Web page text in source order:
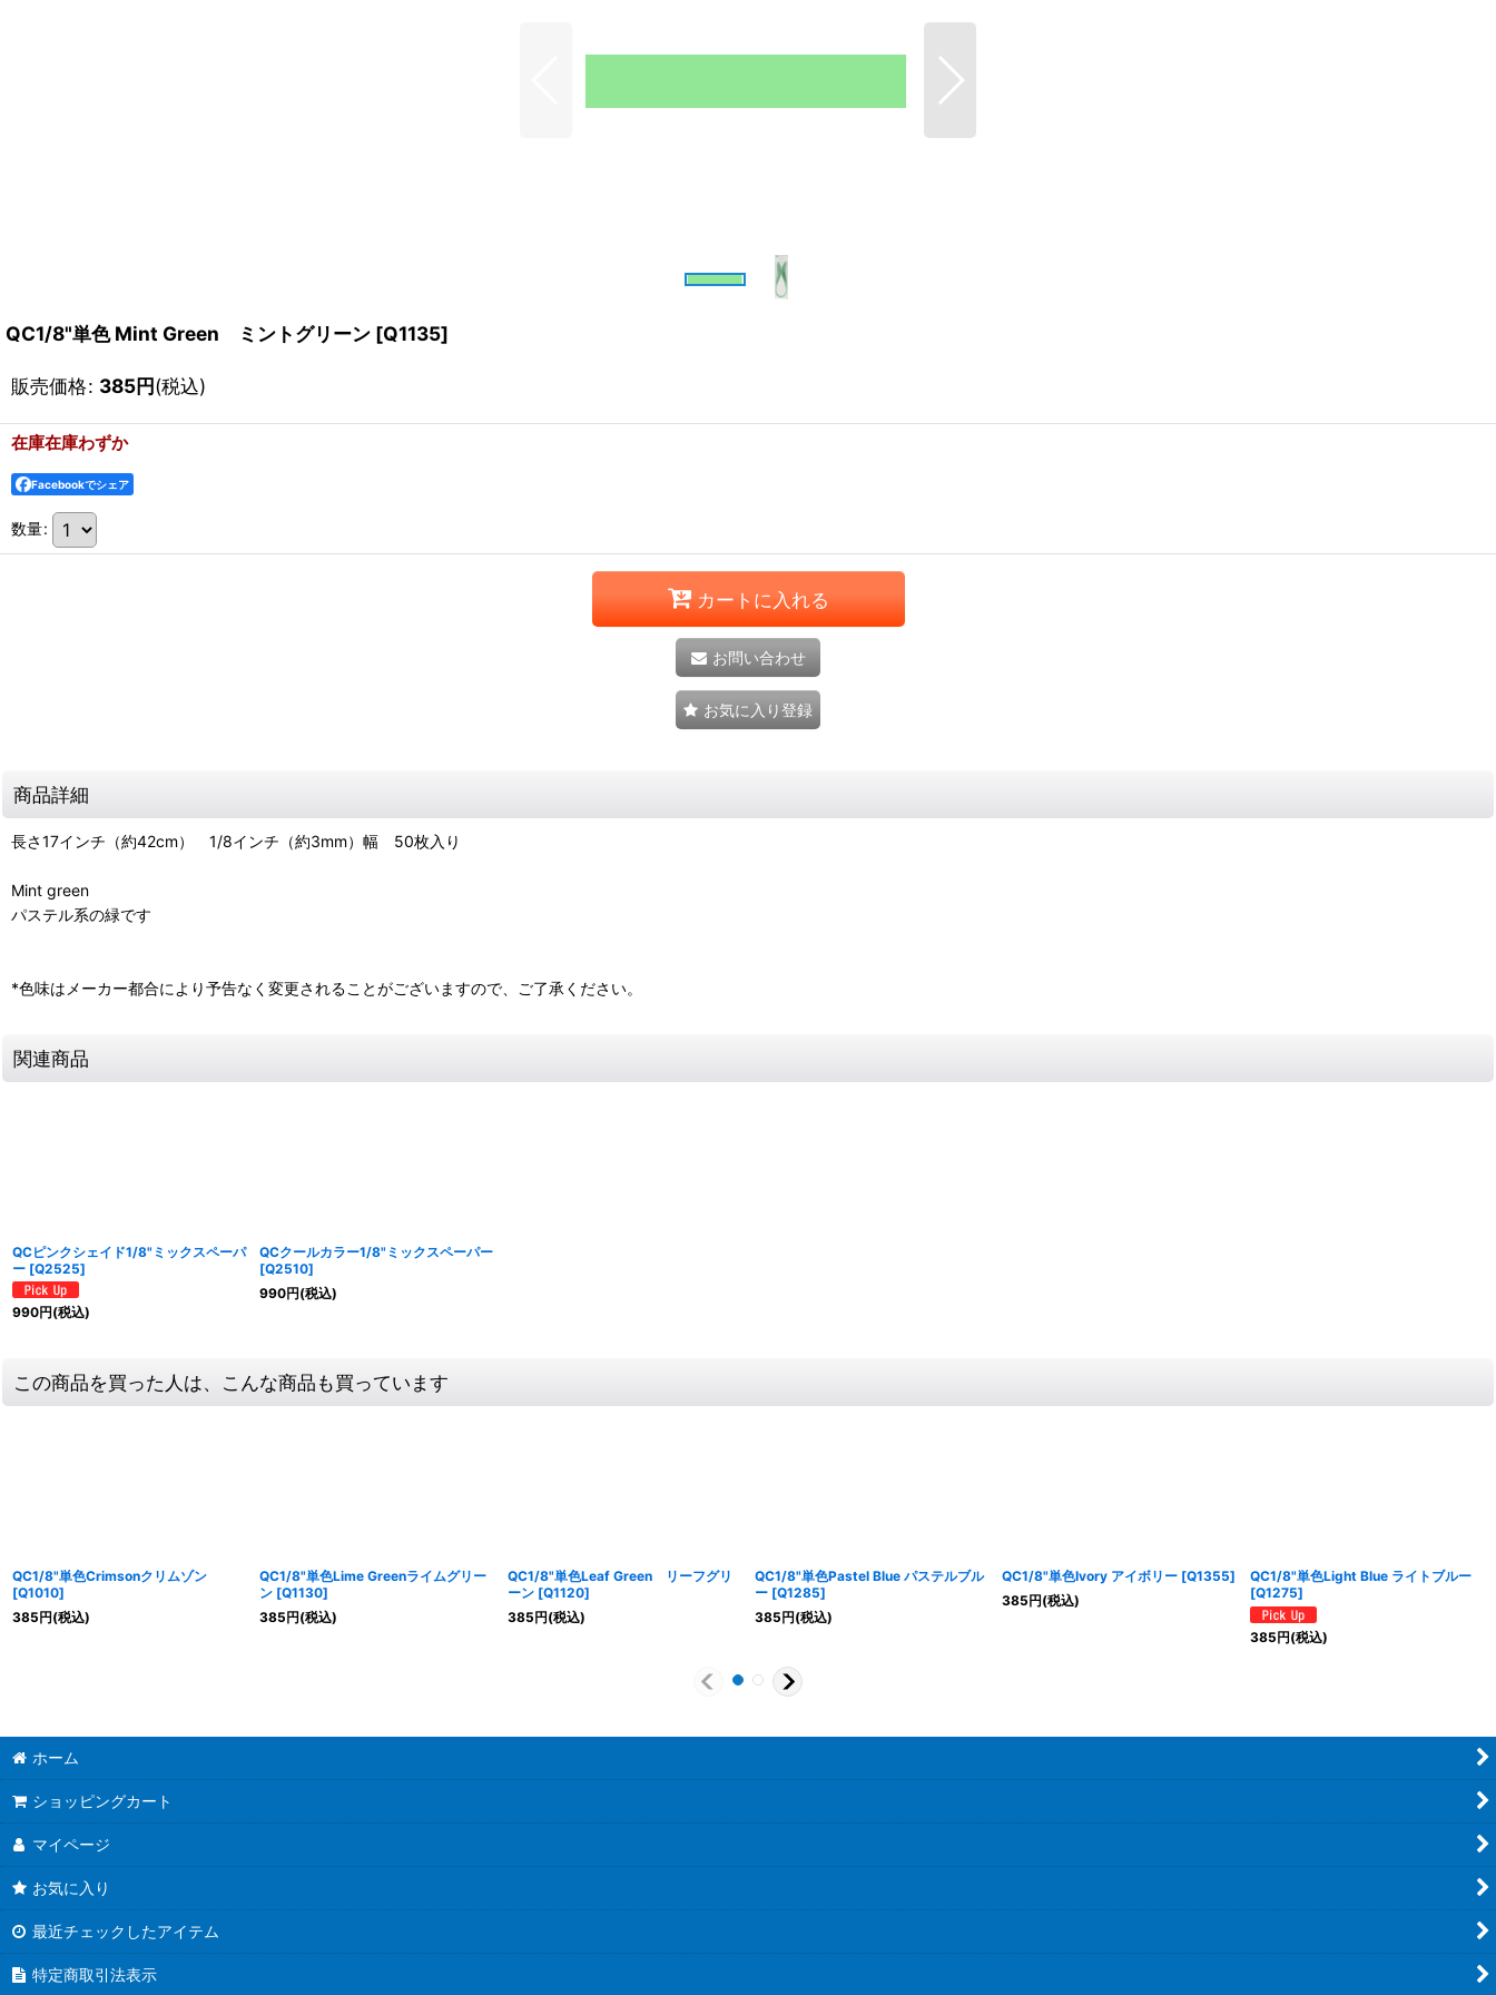
QC1/8"単色 Mint Green ミントグリーン [Q1135]
販売価格: 385円(税込)
在庫在庫わずか
Facebookでシェア
数量:
カートに入れる
お問い合わせ
お気に入り登録
商品詳細
長さ17インチ（約42cm） 1/8インチ（約3mm）幅 50枚入り
Mint green
パステル系の緑です
*色味はメーカー都合により予告なく変更されることがございますので、ご了承ください。
関連商品
QCピンクシェイド1/8"ミックスペーパ
ー [Q2525]
990円(税込)
QCクールカラー1/8"ミックスペーパー
[Q2510]
990円(税込)
この商品を買った人は、こんな商品も買っています
QC1/8"単色Crimsonクリムゾン
[Q1010]
385円(税込)
QC1/8"単色Lime Greenライムグリー
ン [Q1130]
385円(税込)
QC1/8"単色Leaf Green リーフグリ
ーン [Q1120]
385円(税込)
QC1/8"単色Pastel Blue パステルブル
ー [Q1285]
385円(税込)
QC1/8"単色Ivory アイボリー [Q1355]
385円(税込)
QC1/8"単色Light Blue ライトブルー
[Q1275]
385円(税込)
ホーム
ショッピングカート
マイページ
お気に入り
最近チェックしたアイテム
特定商取引法表示